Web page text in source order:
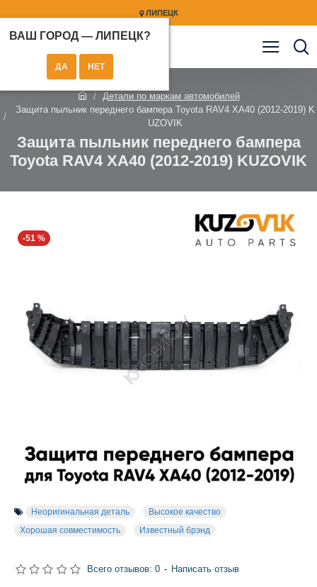
ЛИПЕЦК
ВАШ ГОРОД — ЛИПЕЦК?
Детали по маркам автомобилей
Защита пыльник переднего бампера Toyota RAV4 XA40 (2012-2019) K
UZOVIK
Защита пыльник переднего бампера
Toyota RAV4 XA40 (2012-2019) KUZOVIK
-51 %
Неоригинальная деталь
Высокое качество
Хорошая совместимость
Известный брэнд
Всего отзывов: 0 - Написать отзыв